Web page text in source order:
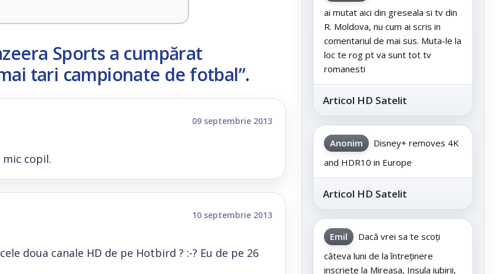
Sports a cumpărat
tari campionate de fotbal”.
09 septembrie 2013
copil.
10 septembrie 2013
doua canale HD de pe Hotbird ? :-? Eu de pe 26
ai mutat aici din greseala si tv din
R. Moldova, nu cum ai scris in
comentariul de mai sus. Muta-le la
loc te rog pt va sunt tot tv
romanesti
Articol HD Satelit
Anonim
Disney+ removes 4K
and HDR10 in Europe
Articol HD Satelit
Emil
Dacă vrei sa te scoți
câteva luni de la întreținere
inscriete la Mireasa, Insula iubirii,